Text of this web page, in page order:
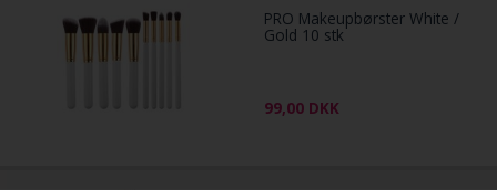
PRO Makeupbørster White /
Gold 10 stk
99,00 DKK